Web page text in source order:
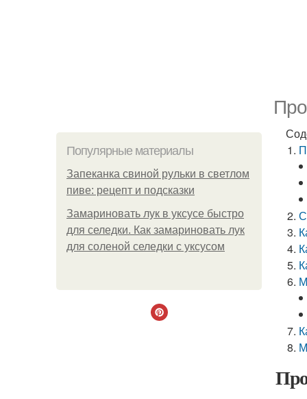
Популярные материалы
Запеканка свиной рульки в светлом
пиве: рецепт и подсказки
Замариновать лук в уксусе быстро
для селедки. Как замариновать лук
для соленой селедки с уксусом